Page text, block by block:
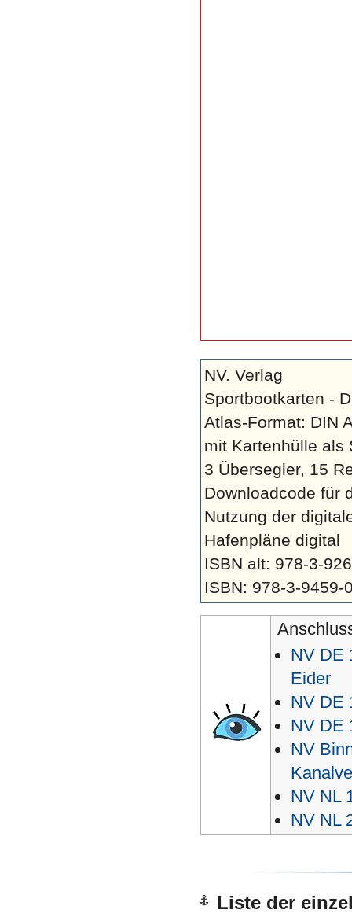
NV. Verlag
Sportbootkarten -
Atlas-Format: DIN
mit Kartenhülle als
3 Übersegler, 15
Downloadcode für
Nutzung der
Hafenpläne digital
ISBN alt: 978-3-
ISBN: 978-3-
NV DE
Eider
NV DE
NV DE
NV
NV NL
NV NL
Liste der